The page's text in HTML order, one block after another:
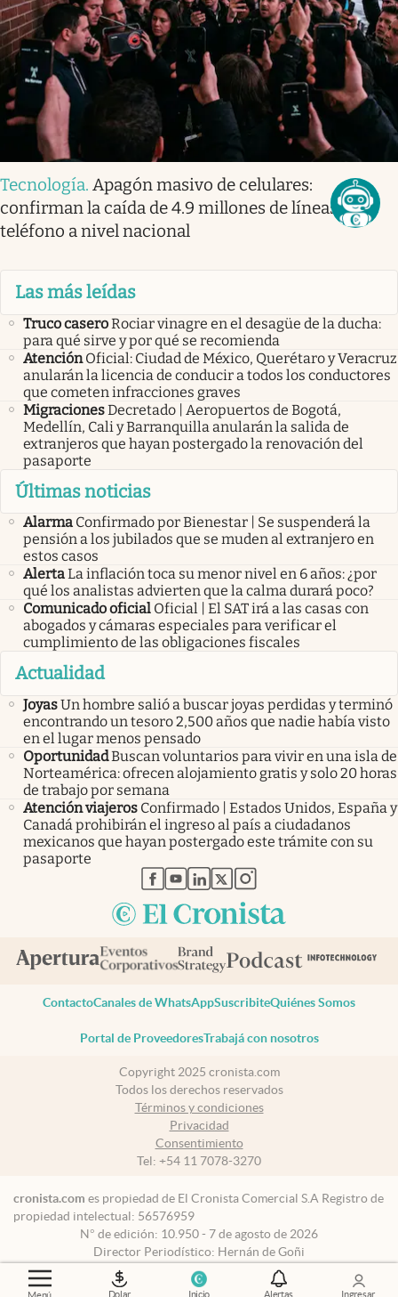
Menú Dolar Inicio Alertas Ingresar
Tecnología. Apagón masivo de celulares:
confirman la caída de 4.9 millones de líneas de
teléfono a nivel nacional
Las más leídas
Truco caseroRociar vinagre en el desagüe de la ducha:
para qué sirve y por qué se recomienda
Atención Oficial: Ciudad de México, Querétaro y Veracruz
anularán la licencia de conducir a todos los conductores
que cometen infracciones graves
MigracionesDecretado | Aeropuertos de Bogotá,
Medellín, Cali y Barranquilla anularán la salida de
extranjeros que hayan postergado la renovación del
pasaporte
Últimas noticias
Alarma Confirmado por Bienestar | Se suspenderá la
pensión a los jubilados que se muden al extranjero en
estos casos
AlertaLa inflación toca su menor nivel en 6 años: ¿por
qué los analistas advierten que la calma durará poco?
Comunicado oficial Oficial | El SAT irá a las casas con
abogados y cámaras especiales para verificar el
cumplimiento de las obligaciones fiscales
Actualidad
JoyasUn hombre salió a buscar joyas perdidas y terminó
encontrando un tesoro 2,500 años que nadie había visto
en el lugar menos pensado
OportunidadBuscan voluntarios para vivir en una isla de
Norteamérica: ofrecen alojamiento gratis y solo 20 horas
de trabajo por semana
Atención viajeros Confirmado | Estados Unidos, España y
Canadá prohibirán el ingreso al país a ciudadanos
mexicanos que hayan postergado este trámite con su
pasaporte
abre en nueva pestaña
abre en nueva pestaña
abre en nueva pestaña
abre en nueva pestaña
abre en nueva pestaña
ContactoCanales de WhatsAppSuscribiteQuiénes Somos
Portal de ProveedoresTrabajá con nosotros
Copyright 2025 cronista.com
Todos los derechos reservados
Términos y condiciones
Privacidad
Consentimiento
Tel: +54 11 7078-3270
cronista.com es propiedad de El Cronista Comercial S.A Registro de
propiedad intelectual: 56576959
N° de edición: 10.950 - 7 de agosto de 2026
Director Periodístico: Hernán de Goñi